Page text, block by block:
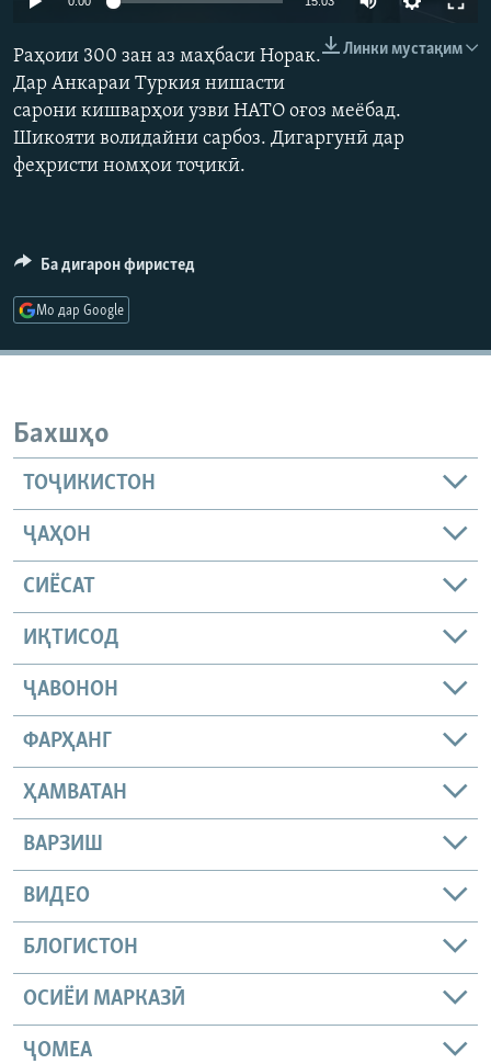
ПАЙГИРӢ КУНЕД
240p 480p
720p
480p
720p
Линки мустақим
Раҳоии 300 зан аз маҳбаси Норак.
Дар Анкараи Туркия нишасти
сарони кишварҳои узви НАТО оғоз меёбад.
Шикояти волидайни сарбоз. Дигаргунӣ дар
феҳристи номҳои тоҷикӣ.
Ба дигарон фиристед
Мо дар Google
Бахшҳо
ТОҶИКИСТОН
ҶАҲОН
СИЁСАТ
ИҚТИСОД
ҶАВОНОН
ФАРҲАНГ
ҲАМВАТАН
ВАРЗИШ
ВИДЕО
БЛОГИСТОН
ОСИЁИ МАРКАЗӢ
ҶОМEА